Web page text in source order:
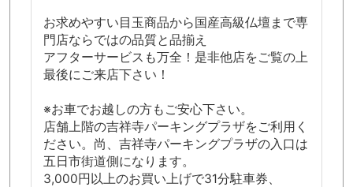
お求めやすい目玉商品から国産高級仏壇まで専
門店ならではの品質と品揃え
アフターサービスも万全！是非他店をご覧の上
最後にご来店下さい！
※お車でお越しの方もご安心下さい。
店舗上階の吉祥寺パーキングプラザをご利用く
ださい。尚、吉祥寺パーキングプラザの入口は
五日市街道側になります。
3,000円以上のお買い上げで31分駐車券、